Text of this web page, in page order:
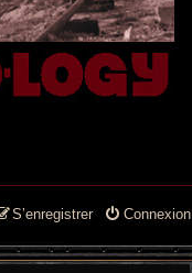
Connexion
S’enregistrer